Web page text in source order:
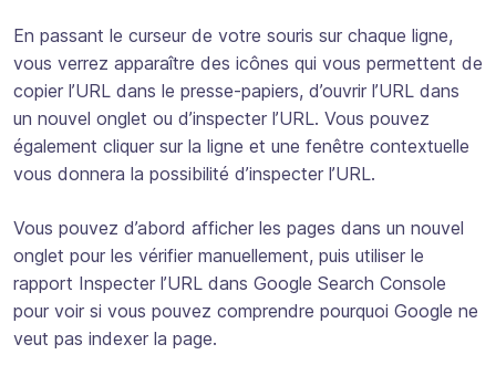
En passant le curseur de votre souris sur chaque ligne,
vous verrez apparaître des icônes qui vous permettent de
copier l’URL dans le presse-papiers, d’ouvrir l’URL dans
un nouvel onglet ou d’inspecter l’URL. Vous pouvez
également cliquer sur la ligne et une fenêtre contextuelle
vous donnera la possibilité d’inspecter l’URL.
Vous pouvez d’abord afficher les pages dans un nouvel
onglet pour les vérifier manuellement, puis utiliser le
rapport Inspecter l’URL dans Google Search Console
pour voir si vous pouvez comprendre pourquoi Google ne
veut pas indexer la page.